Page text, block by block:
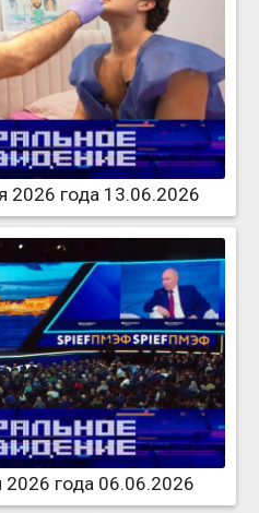
2026 года 13.06.2026
года 06.06.2026